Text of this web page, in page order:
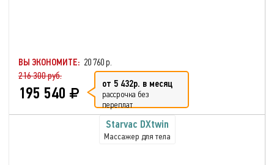
ВЫ ЭКОНОМИТЕ: 20 760 р.
216 300 руб.
195 540 от 5 432р. в месяц
рассрочка без
переплат
Starvac DXtwin
Массажер для тела